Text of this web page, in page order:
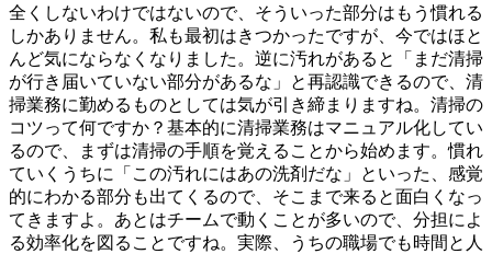
全くしないわけではないので、そういった部分はもう慣れる
しかありません。私も最初はきつかったですが、今ではほと
んど気にならなくなりました。逆に汚れがあると「まだ清掃
が行き届いていない部分があるな」と再認識できるので、清
掃業務に勤めるものとしては気が引き締まりますね。清掃の
コツって何ですか？基本的に清掃業務はマニュアル化してい
るので、まずは清掃の手順を覚えることから始めます。慣れ
ていくうちに「この汚れにはあの洗剤だな」といった、感覚
的にわかる部分も出てくるので、そこまで来ると面白くなっ
てきますよ。あとはチームで動くことが多いので、分担によ
る効率化を図ることですね。実際、うちの職場でも時間と人